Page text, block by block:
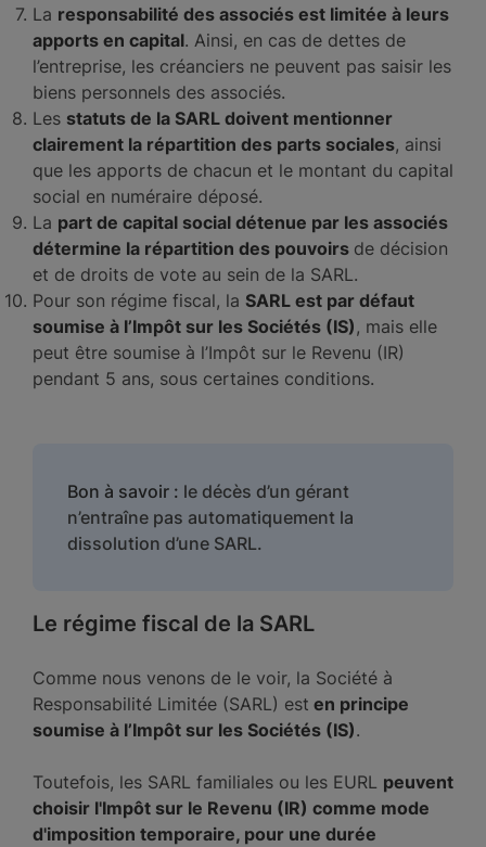
La responsabilité des associés est limitée à leurs
apports en capital. Ainsi, en cas de dettes de
l’entreprise, les créanciers ne peuvent pas saisir les
biens personnels des associés.
Les statuts de la SARL doivent mentionner
clairement la répartition des parts sociales, ainsi
que les apports de chacun et le montant du capital
social en numéraire déposé.
La part de capital social détenue par les associés
détermine la répartition des pouvoirs de décision
et de droits de vote au sein de la SARL.
Pour son régime fiscal, la SARL est par défaut
soumise à l’Impôt sur les Sociétés (IS), mais elle
peut être soumise à l’Impôt sur le Revenu (IR)
pendant 5 ans, sous certaines conditions.
Bon à savoir : le décès d’un gérant
n’entraîne pas automatiquement la
dissolution d’une SARL.
Le régime fiscal de la SARL
Comme nous venons de le voir, la Société à
Responsabilité Limitée (SARL) est en principe
soumise à l’Impôt sur les Sociétés (IS).
Toutefois, les SARL familiales ou les EURL peuvent
choisir l'Impôt sur le Revenu (IR) comme mode
d'imposition temporaire, pour une durée